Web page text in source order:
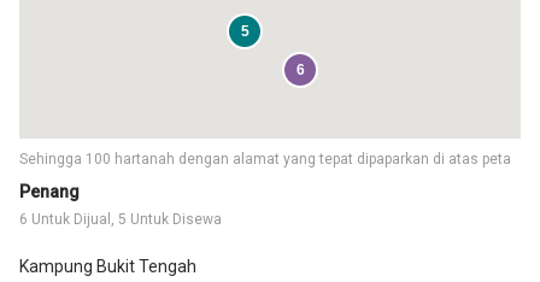
Penang
6 Untuk Dijual, 5 Untuk Disewa
Kampung Bukit Tengah
Sehingga 100 hartanah dengan alamat yang tepat dipaparkan di atas peta
6
5